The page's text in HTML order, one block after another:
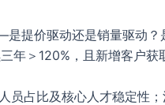
提价驱动还是销量驱动？
年＞120%，且新增客户
占比及核心人才稳定性